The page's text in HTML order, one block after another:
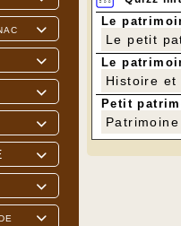







Le
Le petit
Le
Histoire et
Petit